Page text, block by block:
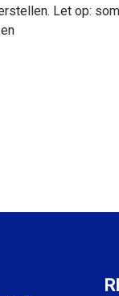
Let op: